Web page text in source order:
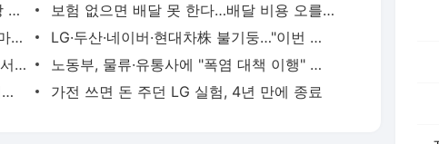
기운 차리려다 기운 빠지네…냉면·삼계탕 가격 현기증
보험 없으면 배달 못 한다…배달 비용 오를라
6월 제주 여행 오면 지원금 받는다?…얼마나 주길래?
LG·두산·네이버·현대차株 불기둥…"이번 젠슨황 깐부는 나"
젠슨 황 "韓로보틱스 투자 검토…원하면 서울서 GTC 열겠다"
노동부, 물류·유통사에 "폭염 대책 이행" 촉구
군대서 사고 치면 국민연금 군 크레딧 제외된다
가전 쓰면 돈 주던 LG 실험, 4년 만에 종료